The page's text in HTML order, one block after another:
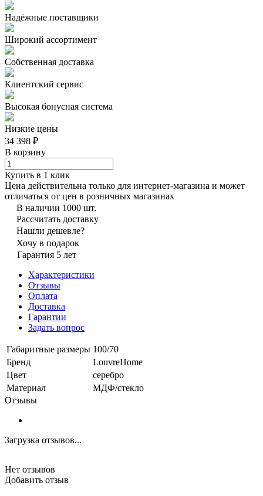
Надёжные поставщики
Широкий ассортимент
Собственная доставка
Клиентский сервис
Высокая бонусная система
Низкие цены
34 398 ₽
В корзину
Купить в 1 клик
Цена действительна только для интернет-магазина и может
отличаться от цен в розничных магазинах
В наличии 1000 шт.
Рассчитать доставку
Нашли дешевле?
Хочу в подарок
Гарантия 5 лет
Характеристики
Отзывы
Оплата
Доставка
Гарантии
Задать вопрос
Габаритные размеры 100/70
Бренд
LouvreHome
Цвет
серебро
Материал
МДФ/стекло
Отзывы
Загрузка отзывов...
Нет отзывов
Добавить отзыв